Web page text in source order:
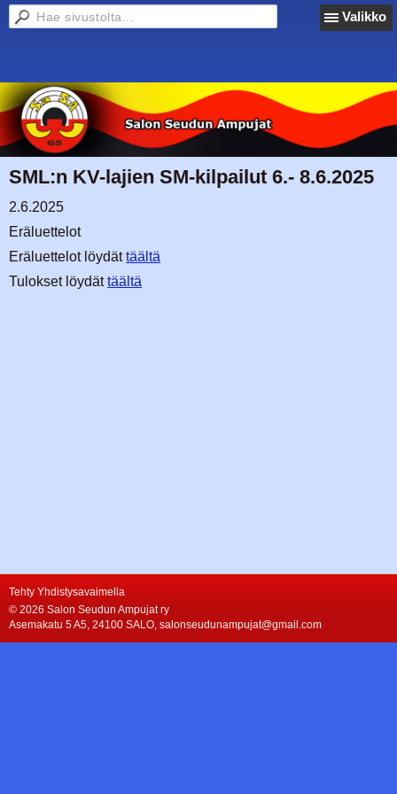
Valikko
SML:n KV-lajien SM-kilpailut 6.- 8.6.2025
2.6.2025
Eräluettelot
Eräluettelot löydättäältä
Tulokset löydättäältä
Tehty Yhdistysavaimella
© 2026 Salon Seudun Ampujat ry
Asemakatu 5 A5, 24100 SALO, salonseudunampujat@gmail.com